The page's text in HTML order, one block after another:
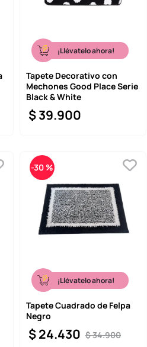
¡Llévatelo ahora!
Tapete Decorativo con
Mechones Good Place Serie
Black & White
$39.900
-30 %
¡Llévatelo ahora!
Tapete Cuadrado de Felpa
Negro
$34.900
$24.430